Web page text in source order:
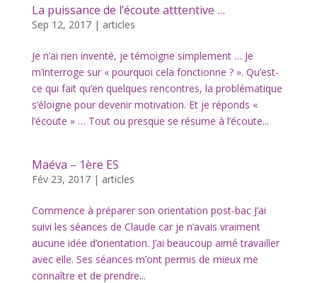
La puissance de l’écoute atttentive …
Sep 12, 2017| articles
Je n’ai rien inventé, je témoigne simplement … Je
m’interroge sur « pourquoi cela fonctionne ? ». Qu’est-
ce qui fait qu’en quelques rencontres, la problématique
s’éloigne pour devenir motivation. Et je réponds «
l’écoute » … Tout ou presque se résume à l’écoute...
Maéva – 1ère ES
Fév 23, 2017| articles
Commence à préparer son orientation post-bac J’ai
suivi les séances de Claude car je n’avais vraiment
aucune idée d’orientation. J’ai beaucoup aimé travailler
avec elle. Ses séances m’ont permis de mieux me
connaître et de prendre...